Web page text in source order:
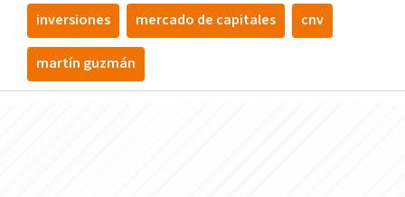
inversiones mercado de capitales cnv
martín guzmán